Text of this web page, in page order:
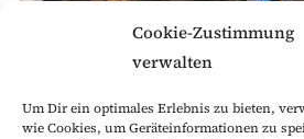
Cookie-Zustimmung
verwalten
Um Dir ein optimales Erlebnis zu bieten,
wie Cookies, um Geräteinformationen zu